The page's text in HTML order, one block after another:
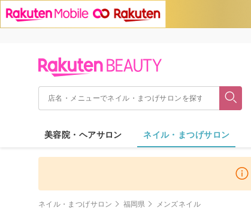
美容院・ヘアサロン ネイル・まつげサロン
ネイル・まつげサロン 福岡県 メンズネイル